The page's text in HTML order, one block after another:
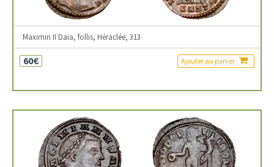
Maximin II Daia, follis, Héraclée, 313
60€ Ajouter au panier